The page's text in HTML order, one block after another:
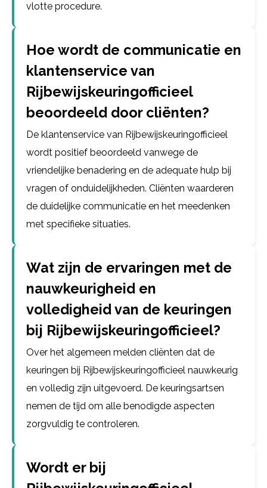
vlotte procedure.
Hoe wordt de communicatie en
klantenservice van
Rijbewijskeuringofficieel
beoordeeld door cliënten?
De klantenservice van Rijbewijskeuringofficieel
wordt positief beoordeeld vanwege de
vriendelijke benadering en de adequate hulp bij
vragen of onduidelijkheden. Cliënten waarderen
de duidelijke communicatie en het meedenken
met specifieke situaties.
Wat zijn de ervaringen met de
nauwkeurigheid en
volledigheid van de keuringen
bij Rijbewijskeuringofficieel?
Over het algemeen melden cliënten dat de
keuringen bij Rijbewijskeuringofficieel nauwkeurig
en volledig zijn uitgevoerd. De keuringsartsen
nemen de tijd om alle benodigde aspecten
zorgvuldig te controleren.
Wordt er bij